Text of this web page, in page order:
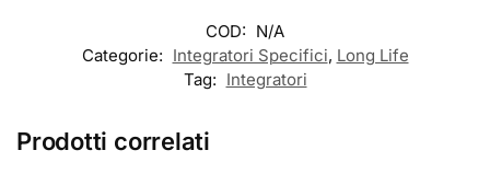
COD: N/A
Categorie: Integratori Specifici, Long Life
Tag: Integratori
Prodotti correlati